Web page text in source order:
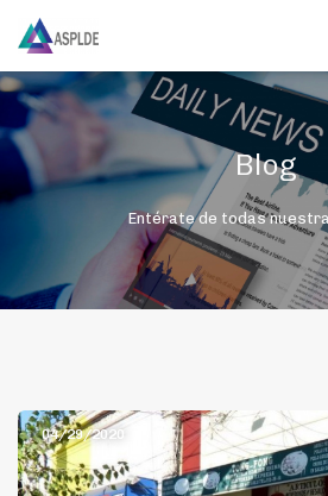
Blog
Entérate de todas
04/29/2020